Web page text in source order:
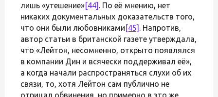
лишь «утешение»[44] . По её мнению, нет
никаких документальных доказательств того,
что они были любовниками [45] . Напротив,
автор статьи в британской газете утверждала,
что «Лейтон, несомненно, открыто появлялся
в компании Дин и всячески поддерживал её»,
а когда начали распространяться слухи об их
связи, то, хотя Лейтон сам публично не
отрицал обвинения, но примерно в это же